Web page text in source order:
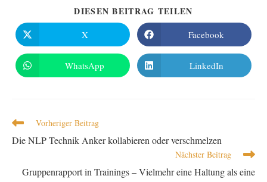
DIESEN BEITRAG TEILEN
X Facebook
WhatsApp LinkedIn
Vorheriger Beitrag
Die NLP Technik Anker kollabieren oder verschmelzen
Nächster Beitrag
Gruppenrapport in Trainings – Vielmehr eine Haltung als eine